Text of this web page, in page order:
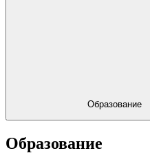
Образование
Образование